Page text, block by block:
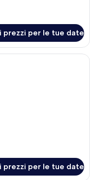
prezzi per le tue date
d'albergo con un letto,
prezzi per le tue date